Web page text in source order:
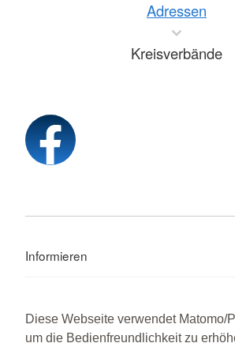
Diese Webseite verwendet Matomo/
um die Bedienfreundlichkeit zu
Adressen
Kreisverbände
Informieren